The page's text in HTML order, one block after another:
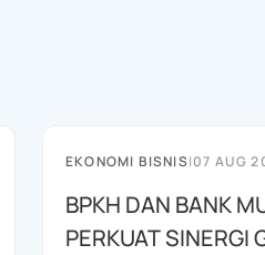
EKONOMI BISNIS|07 AUG
BPKH DAN BANK
PERKUAT SINERGI